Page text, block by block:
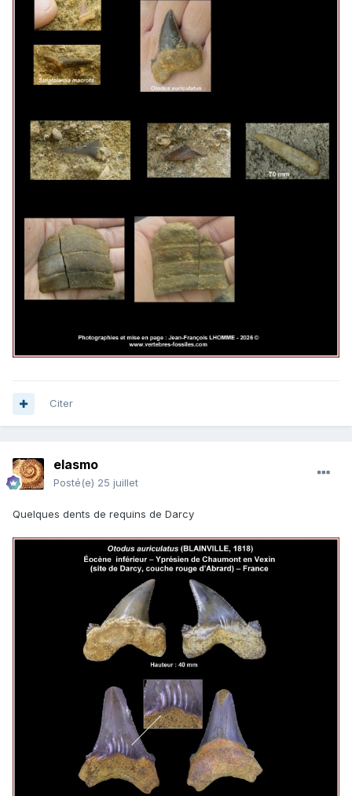
Citer
elasmo
Posté(e) 25 juillet
Quelques dents de requins de Darcy